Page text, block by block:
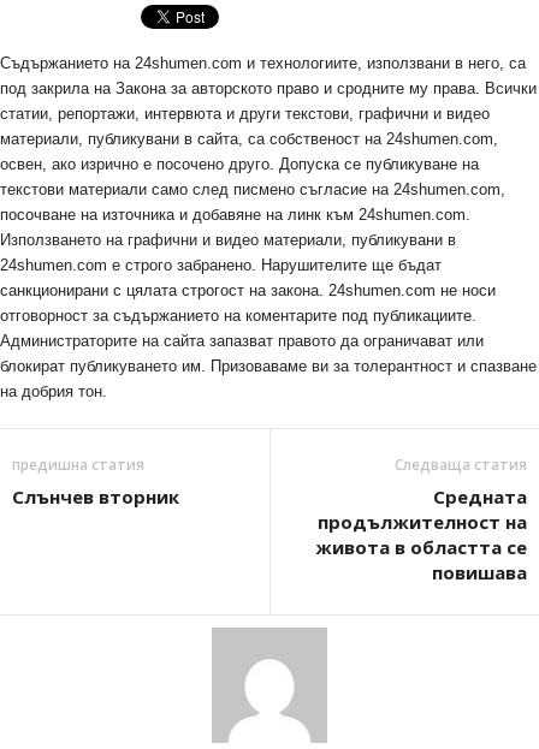
Съдържанието на 24shumen.com и технологиите, използвани в него, са
под закрила на Закона за авторското право и сродните му права. Всички
статии, репортажи, интервюта и други текстови, графични и видео
материали, публикувани в сайта, са собственост на 24shumen.com,
освен, ако изрично е посочено друго. Допуска се публикуване на
текстови материали само след писмено съгласие на 24shumen.com,
посочване на източника и добавяне на линк към 24shumen.com.
Използването на графични и видео материали, публикувани в
24shumen.com е строго забранено. Нарушителите ще бъдат
санкционирани с цялата строгост на закона. 24shumen.com не носи
отговорност за съдържанието на коментарите под публикациите.
Администраторите на сайта запазват правото да ограничават или
блокират публикуването им. Призоваваме ви за толерантност и спазване
на добрия тон.
предишна статия
Слънчев вторник
Следваща статия
Средната
продължителност на
живота в областта се
повишава